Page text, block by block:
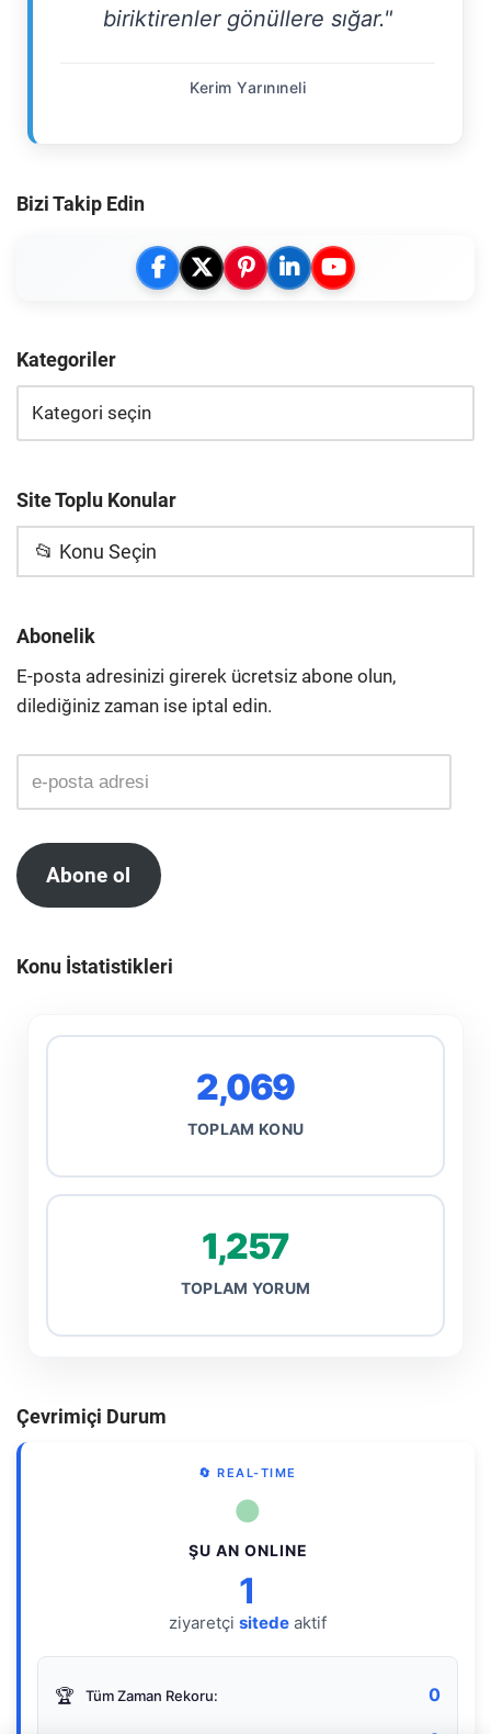
biriktirenler gönüllere sığar."
Kerim Yarınıneli
Bizi Takip Edin
Kategoriler
Site Toplu Konular
📂 Konu Seçin
Abonelik
E-posta adresinizi girerek ücretsiz abone olun,
dilediğiniz zaman ise iptal edin.
Abone ol
Konu İstatistikleri
2,069
TOPLAM KONU
1,257
TOPLAM YORUM
Çevrimiçi Durum
🔄 REAL-TIME
●
ŞU AN ONLINE
1
ziyaretçi sitede aktif
🏆 Tüm Zaman Rekoru: 0